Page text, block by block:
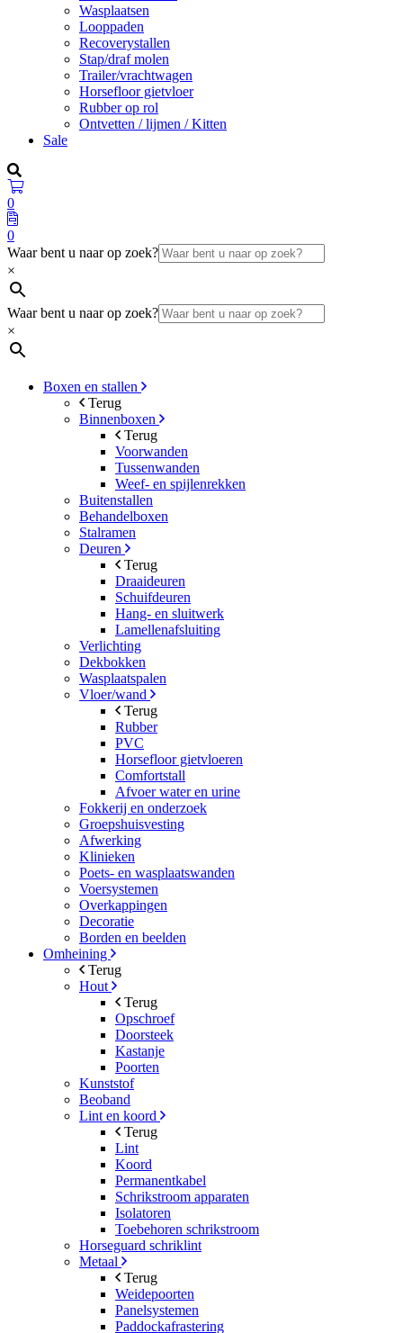
Wasplaatsen
Looppaden
Recoverystallen
Stap/draf molen
Trailer/vrachtwagen
Horsefloor gietvloer
Rubber op rol
Ontvetten / lijmen / Kitten
Sale
0
0
Waar bent u naar op zoek?
×
Waar bent u naar op zoek?
×
Boxen en stallen
Terug
Binnenboxen
Terug
Voorwanden
Tussenwanden
Weef- en spijlenrekken
Buitenstallen
Behandelboxen
Stalramen
Deuren
Terug
Draaideuren
Schuifdeuren
Hang- en sluitwerk
Lamellenafsluiting
Verlichting
Dekbokken
Wasplaatspalen
Vloer/wand
Terug
Rubber
PVC
Horsefloor gietvloeren
Comfortstall
Afvoer water en urine
Fokkerij en onderzoek
Groepshuisvesting
Afwerking
Klinieken
Poets- en wasplaatswanden
Voersystemen
Overkappingen
Decoratie
Borden en beelden
Omheining
Terug
Hout
Terug
Opschroef
Doorsteek
Kastanje
Poorten
Kunststof
Beoband
Lint en koord
Terug
Lint
Koord
Permanentkabel
Schrikstroom apparaten
Isolatoren
Toebehoren schrikstroom
Horseguard schriklint
Metaal
Terug
Weidepoorten
Panelsystemen
Paddockafrastering